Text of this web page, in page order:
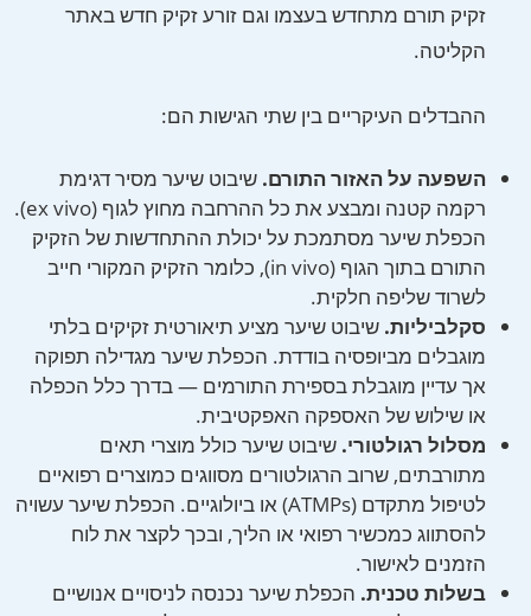
זקיק תורם מתחדש בעצמו וגם זורע זקיק חדש באתר
הקליטה.
ההבדלים העיקריים בין שתי הגישות הם:
השפעה על האזור התורם.שיבוט שיער מסיר דגימת
רקמה קטנה ומבצע את כל ההרחבה מחוץ לגוף (ex vivo).
הכפלת שיער מסתמכת על יכולת ההתחדשות של הזקיק
התורם בתוך הגוף (in vivo), כלומר הזקיק המקורי חייב
לשרוד שליפה חלקית.
סקלביליות.שיבוט שיער מציע תיאורטית זקיקים בלתי
מוגבלים מביופסיה בודדת. הכפלת שיער מגדילה תפוקה
אך עדיין מוגבלת בספירת התורמים — בדרך כלל הכפלה
או שילוש של האספקה האפקטיבית.
מסלול רגולטורי.שיבוט שיער כולל מוצרי תאים
מתורבתים, שרוב הרגולטורים מסווגים כמוצרים רפואיים
לטיפול מתקדם (ATMPs) או ביולוגיים. הכפלת שיער עשויה
להסתווג כמכשיר רפואי או הליך, ובכך לקצר את לוח
הזמנים לאישור.
בשלות טכנית.הכפלת שיער נכנסה לניסויים אנושיים